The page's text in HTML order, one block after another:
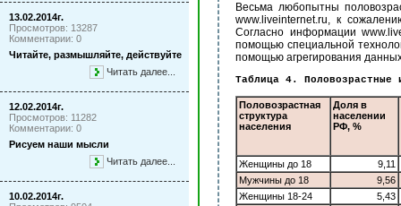
13.02.2014г.
Просмотров: 13287
Комментарии: 0
Читайте, размышляйте, действуйте
Читать далее...
12.02.2014г.
Просмотров: 11282
Комментарии: 0
Рисуем наши мысли
Читать далее...
10.02.2014г.
Весьма любопытны
www.liveinternet.ru, к
Согласно информации
помощью специальной
помощью агрегирования
Таблица 4. Половозрастные
Половозрастная
структура
населения
Доля в
населении
РФ, %
Женщины до 18
9,11
Мужчины до 18
9,56
Женщины 18-24
5,43